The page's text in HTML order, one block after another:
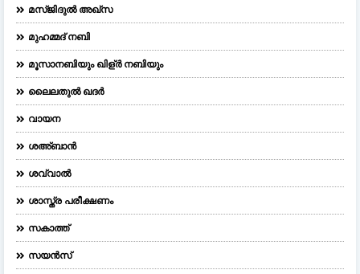
മസ്ജിദുല്‍ അഖ്‌സ
മുഹമ്മദ് നബി
മൂസാനബിയും ഖിള്ർ നബിയും
ലൈലതുല്‍ ഖദര്‍
വായന
ശഅ്ബാൻ
ശവ്വാൽ
ശാസ്ത്ര പരീക്ഷണം
സകാത്ത്
സയൻസ്